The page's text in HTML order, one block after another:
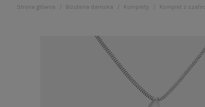
Strona główna Biżuteria damska Komplety Komplet z